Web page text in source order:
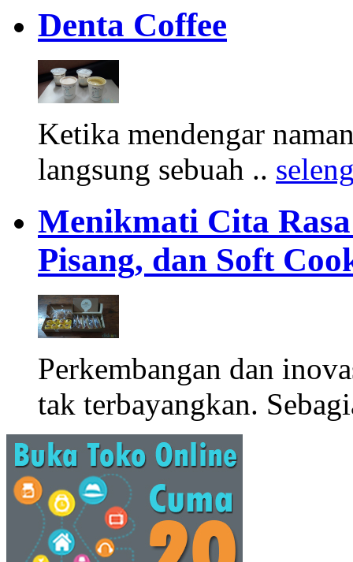
Denta Coffee
Ketika mendengar
langsung sebuah ..
Menikmati Cita
Pisang, dan Soft
Perkembangan dan
tak terbayangkan.